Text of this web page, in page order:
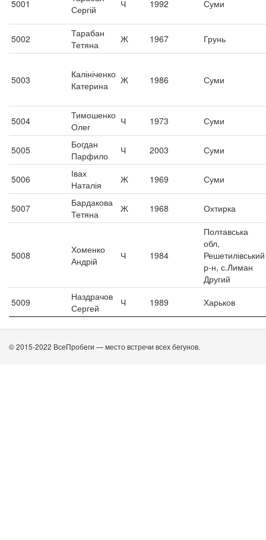
5001
Сергій
Ч 1992 Суми
5002
Тарабан
Тетяна
Ж 1967 Грунь
5003
Калініченко
Катерина
Ж 1986 Суми
5004
Тимошенко
Олег
Ч 1973 Суми
5005
Богдан
Парфило
Ч 2003 Суми
5006
Івах
Наталія
Ж 1969 Суми
5007
Бардакова
Тетяна
Ж 1968 Охтирка
5008
Хоменко
Андрій
Ч 1984
Полтавська
обл,
Решетилівський
р-н, с.Лиман
Другий
5009
Наздрачов
Сергей
Ч 1989 Харьков
© 2015-2022 ВсеПробеги — место встречи всех бегунов.